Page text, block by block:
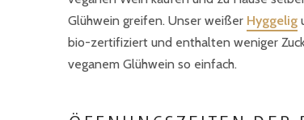
Glühwein greifen. Unser weißer Hyggelig
bio-zertifiziert und enthalten weniger
veganem Glühwein so einfach.